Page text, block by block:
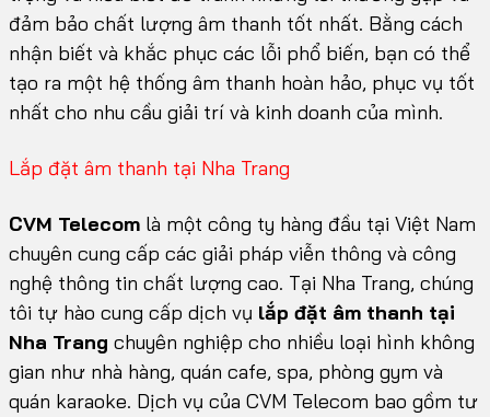
đảm bảo chất lượng âm thanh tốt nhất. Bằng cách
nhận biết và khắc phục các lỗi phổ biến, bạn có thể
tạo ra một hệ thống âm thanh hoàn hảo, phục vụ tốt
nhất cho nhu cầu giải trí và kinh doanh của mình.
Lắp đặt âm thanh tại Nha Trang
CVM Telecom là một công ty hàng đầu tại Việt Nam
chuyên cung cấp các giải pháp viễn thông và công
nghệ thông tin chất lượng cao. Tại Nha Trang, chúng
tôi tự hào cung cấp dịch vụ lắp đặt âm thanh tại
Nha Trang chuyên nghiệp cho nhiều loại hình không
gian như nhà hàng, quán cafe, spa, phòng gym và
quán karaoke. Dịch vụ của CVM Telecom bao gồm tư